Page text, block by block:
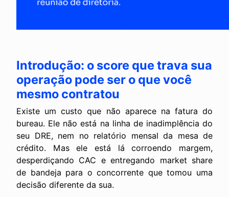
Introdução: o score que trava sua
operação pode ser o que você
mesmo contratou
Existe um custo que não aparece na fatura do
bureau. Ele não está na linha de inadimplência do
seu DRE, nem no relatório mensal da mesa de
crédito. Mas ele está lá corroendo margem,
desperdiçando CAC e entregando market share
de bandeja para o concorrente que tomou uma
decisão diferente da sua.